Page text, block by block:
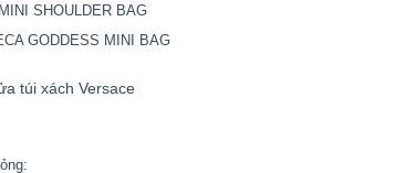
SHOULDER BAG
GODDESS MINI BAG
túi xách Versace